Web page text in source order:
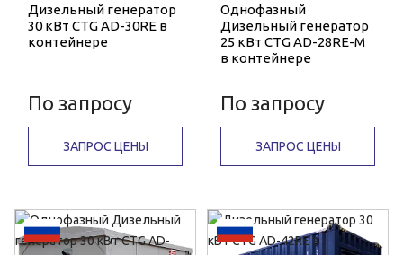
Дизельный генератор
30 кВт CTG AD-30RE в
контейнере
По запросу
ЗАПРОС ЦЕНЫ
Однофазный
Дизельный генератор
25 кВт CTG AD-28RE-M
в контейнере
По запросу
ЗАПРОС ЦЕНЫ